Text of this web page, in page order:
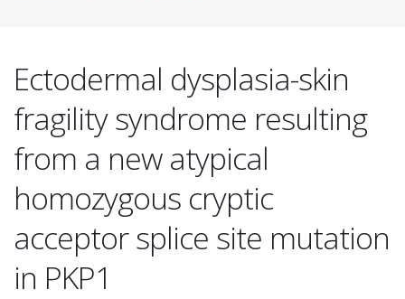
Ectodermal dysplasia-skin
fragility syndrome resulting
from a new atypical
homozygous cryptic
acceptor splice site mutation
in PKP1